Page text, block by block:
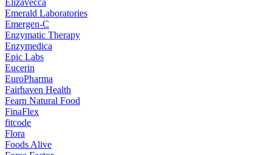
Emerald Laboratories
Emergen-C
Enzymatic Therapy
Enzymedica
Epic Labs
Eucerin
EuroPharma
Fairhaven Health
Fearn Natural Food
FinaFlex
fitcode
Flora
Foods Alive